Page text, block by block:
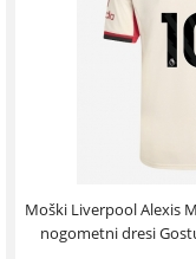
Moški Liverpool Alexis
nogometni dresi